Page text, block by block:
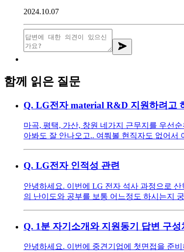
2024.10.07
함께 읽은 질문
Q. LG전자 material R&D 지원하려고
마곡, 평택, 가산, 창원 네가지 근무지를 우선
아봐도 잘 안나오고.. 여쭤볼 현직자도 없어서
Q. LG전자 인적성 관련
안녕하세요. 이번에 LG 전자 석사 과정으로
의 난이도와 공부를 보통 어느정도 하시는지
Q. 1분 자기소개와 지원동기 답변 구
안녕하세요. 이번에 중견기업에 첫면접을 준